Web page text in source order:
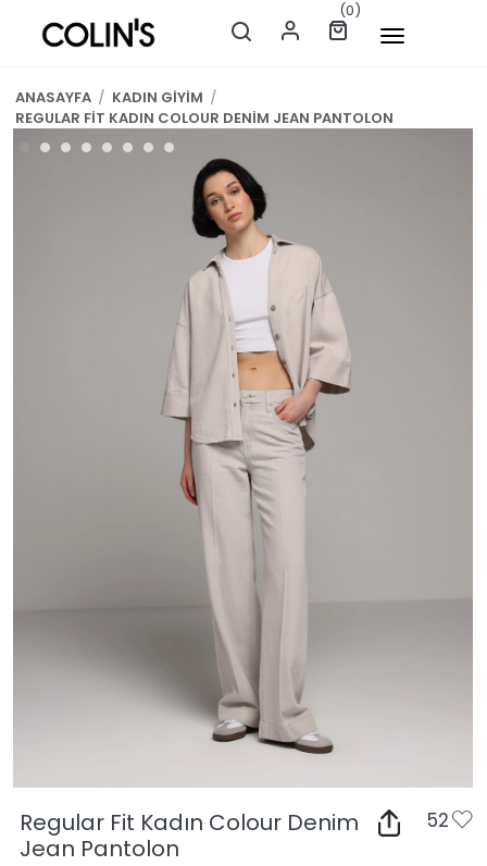
(0)
ANASAYFA / KADIN GİYİM /
REGULAR FİT KADIN COLOUR DENİM JEAN PANTOLON
Regular Fit Kadın Colour Denim
Jean Pantolon
52